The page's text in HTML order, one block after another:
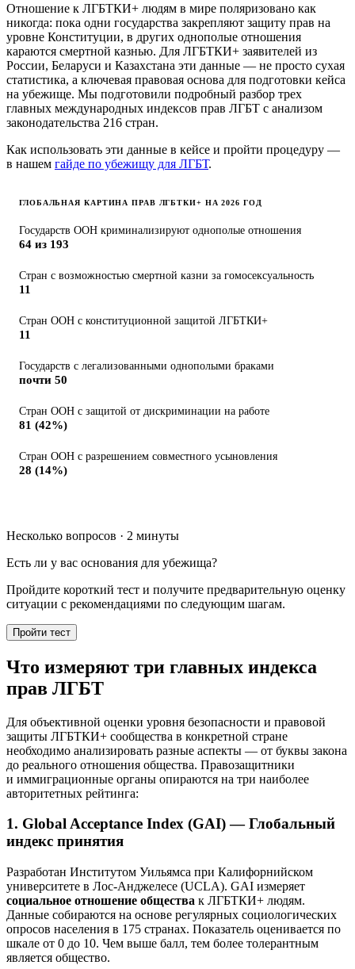
Отношение к ЛГБТКИ+ людям в мире поляризовано как
никогда: пока одни государства закрепляют защиту прав на
уровне Конституции, в других однополые отношения
караются смертной казнью. Для ЛГБТКИ+ заявителей из
России, Беларуси и Казахстана эти данные — не просто сухая
статистика, а ключевая правовая основа для подготовки кейса
на убежище. Мы подготовили подробный разбор трех
главных международных индексов прав ЛГБТ с анализом
законодательства 216 стран.
Как использовать эти данные в кейсе и пройти процедуру —
в нашем гайде по убежищу для ЛГБТ.
ГЛОБАЛЬНАЯ КАРТИНА ПРАВ ЛГБТКИ+ НА 2026 ГОД
Государств ООН криминализируют однополые отношения
64 из 193
Стран с возможностью смертной казни за гомосексуальность
11
Стран ООН с конституционной защитой ЛГБТКИ+
11
Государств с легализованными однополыми браками
почти 50
Стран ООН с защитой от дискриминации на работе
81 (42%)
Стран ООН с разрешением совместного усыновления
28 (14%)
Несколько вопросов · 2 минуты
Есть ли у вас основания для убежища?
Пройдите короткий тест и получите предварительную оценку
ситуации с рекомендациями по следующим шагам.
Пройти тест
Что измеряют три главных индекса
прав ЛГБТ
Для объективной оценки уровня безопасности и правовой
защиты ЛГБТКИ+ сообщества в конкретной стране
необходимо анализировать разные аспекты — от буквы закона
до реального отношения общества. Правозащитники
и иммиграционные органы опираются на три наиболее
авторитетных рейтинга:
1. Global Acceptance Index (GAI) — Глобальный
индекс принятия
Разработан Институтом Уильямса при Калифорнийском
университете в Лос-Анджелесе (UCLA). GAI измеряет
социальное отношение общества к ЛГБТКИ+ людям.
Данные собираются на основе регулярных социологических
опросов населения в 175 странах. Показатель оценивается по
шкале от 0 до 10. Чем выше балл, тем более толерантным
является общество.